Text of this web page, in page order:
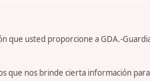
que usted proporcione a GDA.-
que nos brinde cierta información